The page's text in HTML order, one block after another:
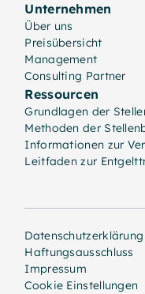
Unternehmen
Über uns
Preisübersicht
Management
Consulting Partner
Ressourcen
Grundlagen der
Methoden der
Informationen zur
Leitfaden zur
Datenschutzerklärung
Haftungsausschluss
Impressum
Cookie Einstellungen